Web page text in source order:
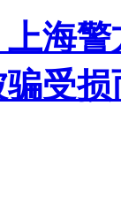
海
受